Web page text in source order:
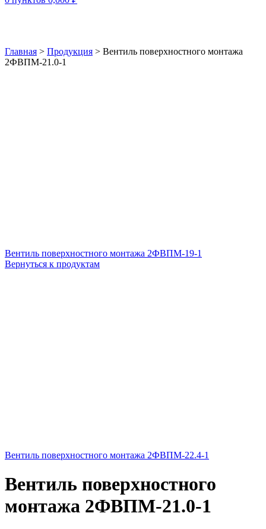
Главная > Продукция > Вентиль поверхностного монтажа
2ФВПМ-21.0-1
Вентиль поверхностного монтажа 2ФВПМ-19-1
Вернуться к продуктам
Вентиль поверхностного монтажа 2ФВПМ-22.4-1
Вентиль поверхностного
монтажа 2ФВПМ-21.0-1